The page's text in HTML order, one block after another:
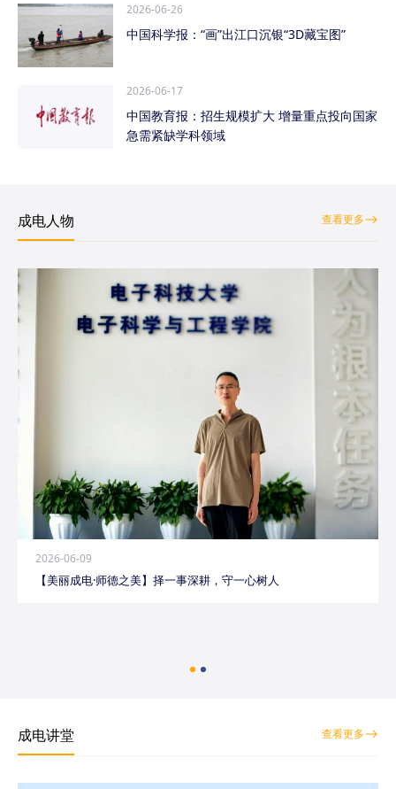
2026-06-26
中国科学报：“画”出江口沉银“3D藏宝图”
2026-06-17
中国教育报：招生规模扩大 增量重点投向国家
急需紧缺学科领域
成电人物 查看更多
2026-06-09
【美丽成电·师德之美】择一事深耕，守一心树人
成电讲堂 查看更多